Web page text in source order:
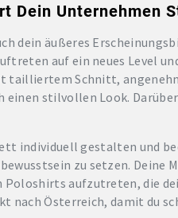
Dein Unternehmen
dein äußeres
auf ein neues Level
tailliertem Schnitt,
stilvollen Look. Darüber
individuell gestalten und
zu setzen. Deine
Poloshirts aufzutreten, die
nach Österreich, damit du